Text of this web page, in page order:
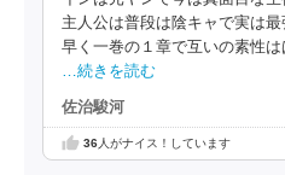
主人公は普段は陰キャで実は
早く一巻の１章で互いの素性
…続きを読む
佐治駿河
36人がナイス！しています